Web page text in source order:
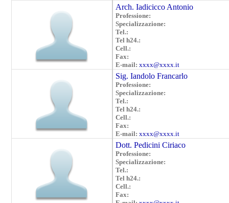
Arch. Iadicicco Antonio
Professione:
Specializzazione:
Tel.:
Tel h24.:
Cell.:
Fax:
E-mail: xxxx@xxxx.it
Sig. Iandolo Francarlo
Professione:
Specializzazione:
Tel.:
Tel h24.:
Cell.:
Fax:
E-mail: xxxx@xxxx.it
Dott. Pedicini Ciriaco
Professione:
Specializzazione:
Tel.:
Tel h24.:
Cell.:
Fax: